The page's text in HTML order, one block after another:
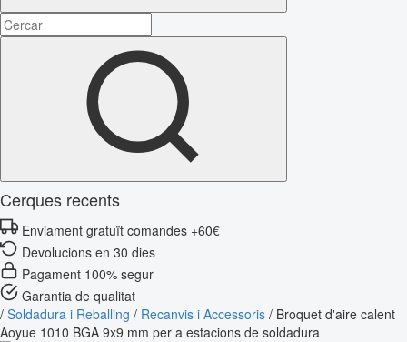
Cerques recents
Enviament gratuït comandes +60€
Devolucions en 30 dies
Pagament 100% segur
Garantia de qualitat
/ Soldadura i Reballing / Recanvis i Accessoris / Broquet d'aire calent
Aoyue 1010 BGA 9x9 mm per a estacions de soldadura